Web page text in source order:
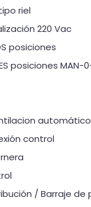
riel
220 Vac
posiciones
posiciones MAN-
automático
control
/ Barraje de